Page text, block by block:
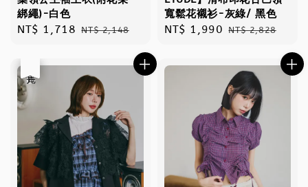
綁繩)-白色
Sale
NT$ 1,718 Regular
NT$ 2,148
寬鬆花襯衫-灰綠/ 黑色
Sale
NT$ 1,990 Regular
NT$ 2,828